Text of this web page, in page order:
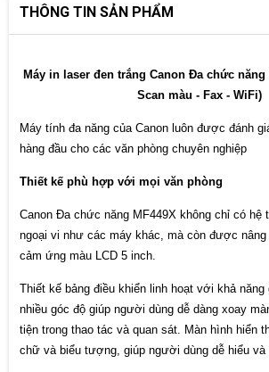
phủ mực tiêu chuẩn.
Màn hình cảm ứng
(12.7cm).
Kích thước 453mm x 464mm x
Bảo hành 12 Tháng
THÔNG TIN SẢN PHẨM
Máy in laser đen trắng Canon Đa chức năng
Scan màu - Fax - WiFi)
Máy tính đa năng của Canon luôn được đánh
hàng đầu cho các văn phòng chuyên nghiệp
Thiết kế phù hợp với mọi văn phòng
Canon Đa chức năng MF449X không chỉ có hệ
ngoại vi như các máy khác, mà còn được
cảm ứng màu LCD 5 inch.
Thiết kế bảng điều khiển linh hoạt với khả
nhiều góc độ giúp người dùng dễ dàng xoay
tiện trong thao tác và quan sát. Màn hình hiển
chữ và biểu tượng, giúp người dùng dễ hiểu và